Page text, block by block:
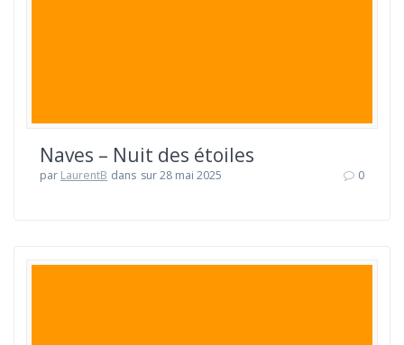
Naves – Nuit des étoiles
par LaurentB dans sur 28 mai 2025 0